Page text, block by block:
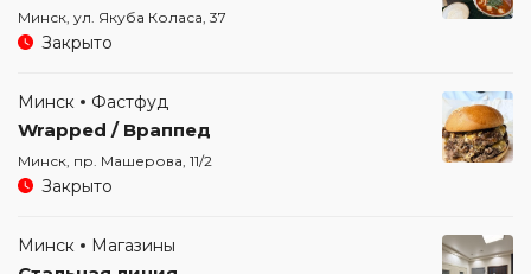
Минск, ул. Якуба Коласа, 37
Закрыто
Минск Фастфуд
Wrapped / Враппед
Минск, пр. Машерова, 11/2
Закрыто
Минск Магазины